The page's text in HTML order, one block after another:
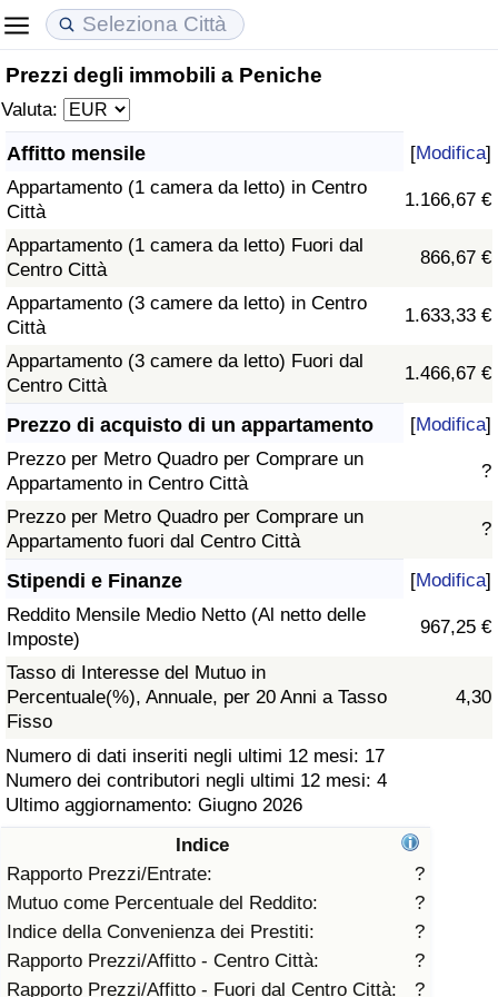
Prezzi degli immobili a Peniche
Valuta:
Affitto mensile [Modifica]
Appartamento (1 camera da letto) in Centro
Città
1.166,67 €
Appartamento (1 camera da letto) Fuori dal
Centro Città
866,67 €
Appartamento (3 camere da letto) in Centro
Città
1.633,33 €
Appartamento (3 camere da letto) Fuori dal
Centro Città
1.466,67 €
Prezzo di acquisto di un appartamento [Modifica]
Prezzo per Metro Quadro per Comprare un
Appartamento in Centro Città
?
Prezzo per Metro Quadro per Comprare un
Appartamento fuori dal Centro Città
?
Stipendi e Finanze [Modifica]
Reddito Mensile Medio Netto (Al netto delle
Imposte)
967,25 €
Tasso di Interesse del Mutuo in
Percentuale(%), Annuale, per 20 Anni a Tasso
Fisso
4,30
Numero di dati inseriti negli ultimi 12 mesi: 17
Numero dei contributori negli ultimi 12 mesi: 4
Ultimo aggiornamento: Giugno 2026
Indice
Rapporto Prezzi/Entrate:
?
Mutuo come Percentuale del Reddito:
?
Indice della Convenienza dei Prestiti:
?
Rapporto Prezzi/Affitto - Centro Città:
?
Rapporto Prezzi/Affitto - Fuori dal Centro Città:
?
Costo della vita
Indice Del Costo Della Vita (corrente)
Indice Del Costo Della Vita
Indice del Costo della Vita per Nazione
ad Aqaba
Prezzi degli immobili
Indice del Prezzo delle Case (Corrente)
Indice del Prezzo delle Case
Indice del Prezzo delle Case per Nazione
Qualità della Vita
Indice della Qualità della Vita
Indice della Qualità della Vita (Corrente)
Indice della qualità della vita per Paese
Criminalità
Indice del Tasso di Criminalità (Corrente)
Indice della Criminalità
Indice di criminalità per paese
Assistenza Sanitaria
Indice dell’Assistenza Sanitaria (Corrente)
Indice dell’Assistenza Sanitaria
Indice dell’Assistenza Sanitaria per
Nazione
Inquinamento
Indice dell’Inquinamento (Corrente)
Indice di inquinamento
Indice dell’Inquinamento per Nazione